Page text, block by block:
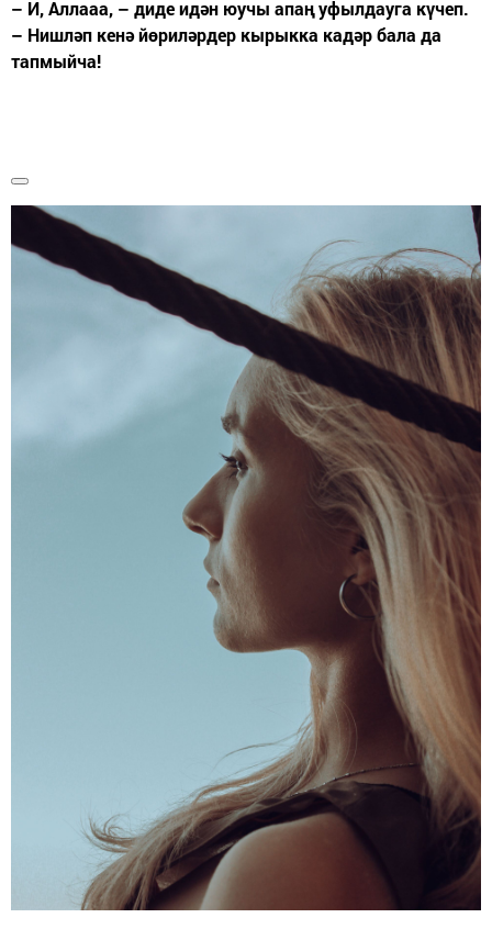
– И, Аллааа, – диде идән юучы апаң уфылдауга күчеп.
– Нишләп кенә йөриләрдер кырыкка кадәр бала да
тапмыйча!